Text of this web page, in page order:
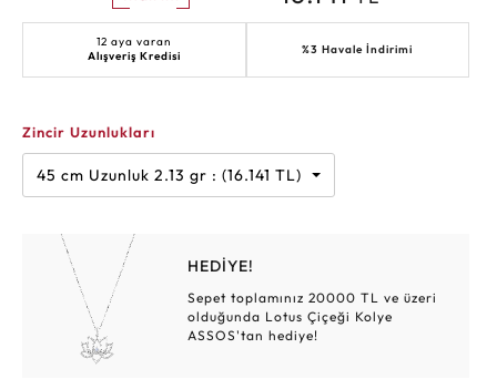
12 aya varan
Alışveriş Kredisi
%3 Havale İndirimi
Zincir Uzunlukları
45 cm Uzunluk 2.13 gr : (16.141 TL)
HEDİYE!
Sepet toplamınız 20000 TL ve üzeri
olduğunda Lotus Çiçeği Kolye
ASSOS'tan hediye!